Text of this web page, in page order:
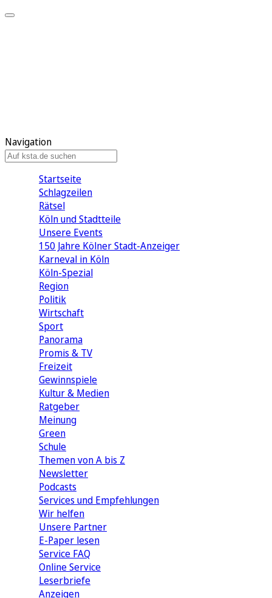
Navigation
Startseite
Schlagzeilen
Rätsel
Köln und Stadtteile
Unsere Events
150 Jahre Kölner Stadt-Anzeiger
Karneval in Köln
Köln-Spezial
Region
Politik
Wirtschaft
Sport
Panorama
Promis & TV
Freizeit
Gewinnspiele
Kultur & Medien
Ratgeber
Meinung
Green
Schule
Themen von A bis Z
Newsletter
Podcasts
Services und Empfehlungen
Wir helfen
Unsere Partner
E-Paper lesen
Service FAQ
Online Service
Leserbriefe
Anzeigen